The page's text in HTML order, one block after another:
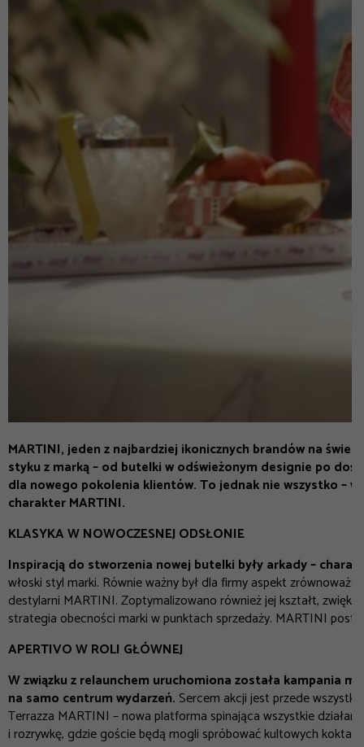
MARTINI,jeden z najbardziej ikonicznych brandów na
styku z marką – od butelki w odświeżonym designie po
dla nowego pokolenia klientów. To jednak nie wszystko –
charakter MARTINI.
KLASYKA W NOWOCZESNEJ ODSŁONIE
Inspiracją do stworzenia nowej butelki były arkady –
włoski styl marki. Równie ważny był dla firmy aspekt
destylarni MARTINI. Zoptymalizowano również jej kształt,
strategia obecności marki w punktach sprzedaży. MARTINI
APERTIVO W ROLI GŁÓWNEJ
W związku z relaunchem uruchomiona została kampania
na samo centrum wydarzeń. Sercem akcji jest przede
Terrazza MARTINI – nowa platforma spinająca wszystkie
i rozrywkę, gdzie goście będą mogli spróbować kultowych